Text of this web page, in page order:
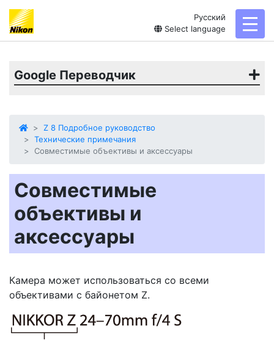
Русский
Select language
Google Переводчик
Z 8 Подробное руководство
Технические примечания
Совместимые объективы и аксессуары
Совместимые
объективы и
аксессуары
Камера может использоваться со всеми
объективами с байонетом Z.